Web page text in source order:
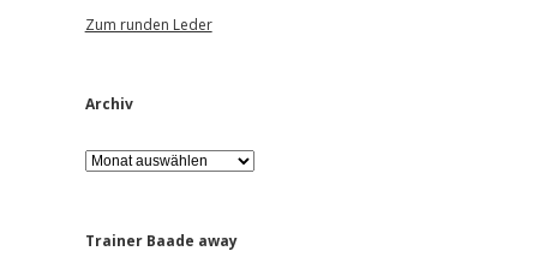
Zum runden Leder
Archiv
A
r
iTrainer Baade away